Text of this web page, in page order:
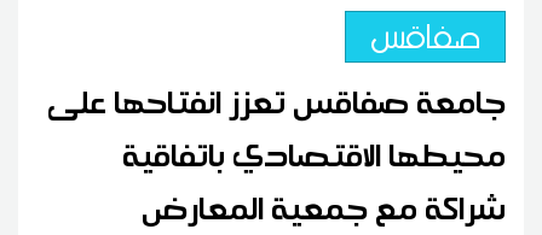
صفاقس
جامعة صفاقس تعزز انفتاحها على
محيطها الاقتصادي باتفاقية
شراكة مع جمعية المعارض